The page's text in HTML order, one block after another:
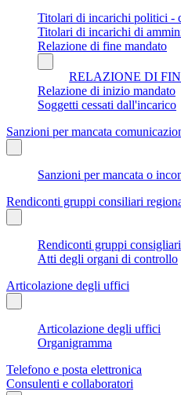
Titolari di incarichi politici -
Titolari di incarichi di
Relazione di fine mandato
RELAZIONE DI
Relazione di inizio mandato
Soggetti cessati dall'incarico
Sanzioni per mancata
Sanzioni per mancata o
Rendiconti gruppi consiliari
Rendiconti gruppi consigliari
Atti degli organi di controllo
Articolazione degli uffici
Articolazione degli uffici
Organigramma
Telefono e posta elettronica
Consulenti e collaboratori